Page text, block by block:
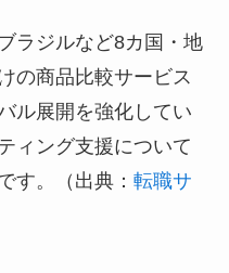
ラジルなど8カ国・地
の商品比較サービス
ル展開を強化してい
ィング支援について
す。（出典： 転職サ